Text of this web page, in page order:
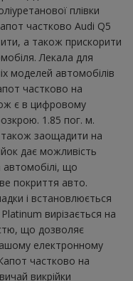
плівки
частково Audi Q5
а також прискорити
Лекала для
моделей автомобілів
частково на
є в цифровому
1.85 пог. м.
також заощадити на
дає можливість
автомобілі, що
покриття авто.
і встановлюється
вирізається на
що дозволяє
електронному
частково на
викрійки